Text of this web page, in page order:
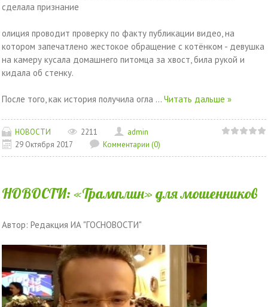
сделала признание
олиция проводит проверку по факту публикации видео, на
котором запечатлено жестокое обращение с котёнком - девушка
на камеру кусала домашнего питомца за хвост, била рукой и
кидала об стенку.
После того, как история получила огла ... Читать дальше »
НОВОСТИ 2211
admin
29 Октября 2017
Комментарии (0)
НОВОСТИ: «Трамплин» для мошенников
Автор: Редакция ИА "ГОСНОВОСТИ"